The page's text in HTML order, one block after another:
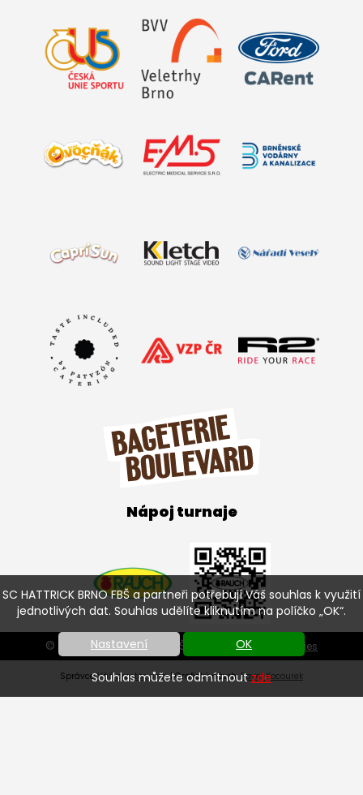
SC HATTRICK BRNO FBŠ a partneři potřebují Váš souhlas k využití
jednotlivých dat. Souhlas udělíte kliknutím na políčko „OK“.
Nastavení OK
Souhlas můžete odmítnoutzde
Nápoj turnaje
© SC HATTRICK BRNO FBŠ 2026 | Nastavení cookies
SprávceVáš prostor, s.r.o.| Grafický návrh: Pavel Kocourek